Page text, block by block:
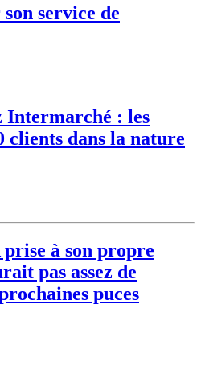
service de
Intermarché : les
clients dans la nature
à son propre
pas assez de
puces